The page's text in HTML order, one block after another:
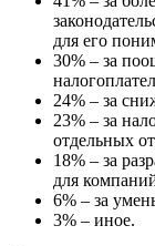
для его
30% – за
24% – за
23% – за
отдельных
18% – за
для
6% – за
3% – иное.